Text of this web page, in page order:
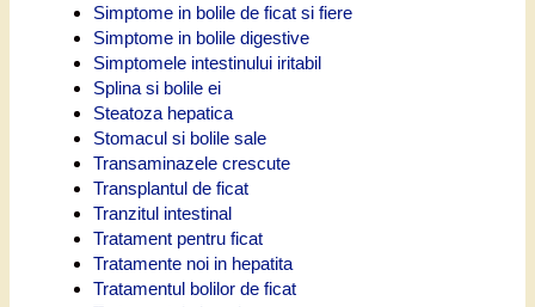
Simptome in bolile de ficat si fiere
Simptome in bolile digestive
Simptomele intestinului iritabil
Splina si bolile ei
Steatoza hepatica
Stomacul si bolile sale
Transaminazele crescute
Transplantul de ficat
Tranzitul intestinal
Tratament pentru ficat
Tratamente noi in hepatita
Tratamentul bolilor de ficat